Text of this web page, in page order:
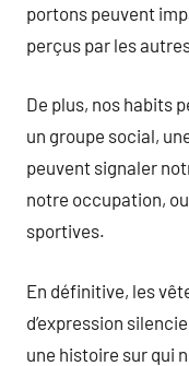
portons peuvent
perçus par les
De plus, nos habits
un groupe social,
peuvent signaler
notre occupation,
sportives.
En définitive, les
d’expression
une histoire sur qui